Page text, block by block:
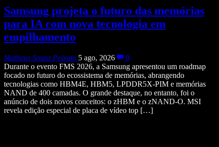
Samsung projeta o futuro das memórias
para IA com nova tecnologia em
empilhamento
Matheus Souza Peixoto 5 ago, 2026
0
Durante o evento FMS 2026, a Samsung apresentou um roadmap
focado no futuro do ecossistema de memórias, abrangendo
tecnologias como HBM4E, HBM5, LPDDR5X-PIM e memórias
NAND de 400 camadas. O grande destaque, no entanto, foi o
anúncio de dois novos conceitos: o zHBM e o zNAND-O. MSI
revela edição especial de placa de vídeo top […]